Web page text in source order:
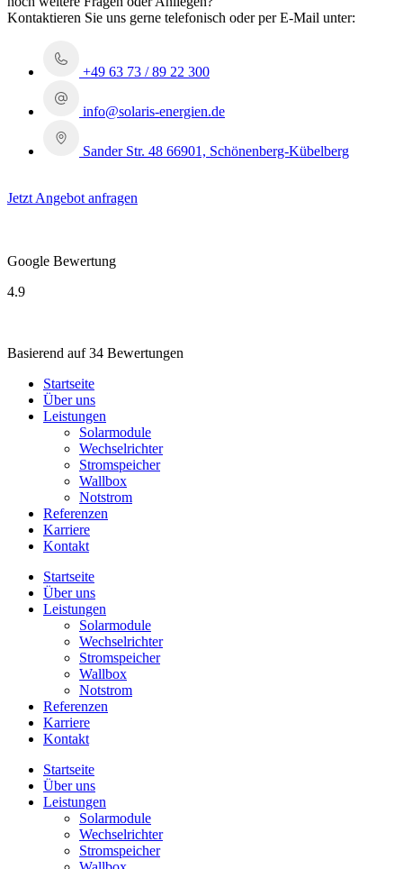
Kontaktieren Sie uns gerne telefonisch oder per E-Mail unter:
+49 63 73 / 89 22 300
info@solaris-energien.de
Sander Str. 48 66901, Schönenberg-Kübelberg
Jetzt Angebot anfragen
Google Bewertung
4.9
Basierend auf 34 Bewertungen
Startseite
Über uns
Leistungen
Solarmodule
Wechselrichter
Stromspeicher
Wallbox
Notstrom
Referenzen
Karriere
Kontakt
Startseite
Über uns
Leistungen
Solarmodule
Wechselrichter
Stromspeicher
Wallbox
Notstrom
Referenzen
Karriere
Kontakt
Startseite
Über uns
Leistungen
Solarmodule
Wechselrichter
Stromspeicher